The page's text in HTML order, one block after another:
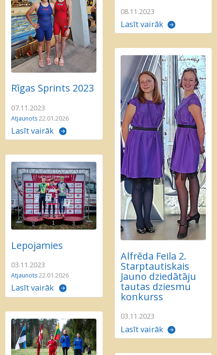
08.11.2023
Lasīt vairāk
Rīgas Sprints 2023
07.11.2023
Atjaunots22.01.2026
Lasīt vairāk
Alfrēda Feila 2.
Starptautiskais
Jauno dziedātāju
tautas dziesmu
konkurss
03.11.2023
Lasīt vairāk
Lepojamies
03.11.2023
Atjaunots22.01.2026
Lasīt vairāk